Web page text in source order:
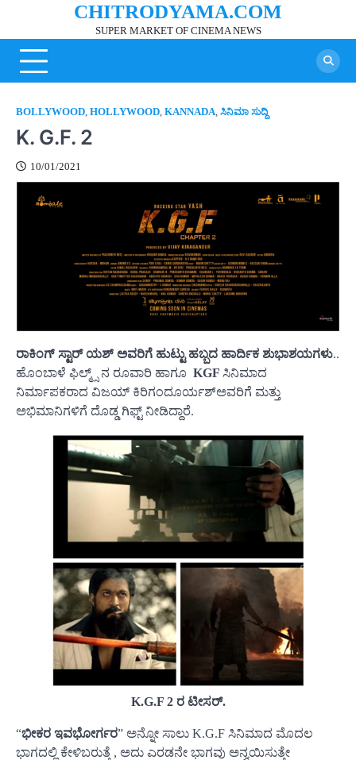
content
CHITRODYAMA.COM
SUPER MARKET OF CINEMA NEWS
BOLLYWOOD, HOLLYWOOD, KANNADA, ಸಿನಿಮಾ ಸುದ್ದಿ
K. G.F. 2
10/01/2021
ರಾಕಿಂಗ್ ಸ್ಟಾರ್ ಯಶ್ ಅವರಿಗೆ ಹುಟ್ಟು ಹಬ್ಬದ ಹಾರ್ದಿಕ ಶುಭಾಶಯಗಳು..
ಹೊಂಬಾಳೆ ಫಿಲ್ಮ್ಸ್ ನ ರೂವಾರಿ ಹಾಗೂ KGF ಸಿನಿಮಾದ
ನಿರ್ಮಾಪಕರಾದ ವಿಜಯ್ ಕಿರಿಗಂದೂರ್ಯಶ್ಅವರಿಗೆ ಮತ್ತು
ಅಭಿಮಾನಿಗಳಿಗೆ ದೊಡ್ಡ ಗಿಫ್ಟ್ ನೀಡಿದ್ದಾರೆ.
K.G.F 2 ರ ಟೀಸರ್.
“ಭೀಕರ ಇವಭೋರ್ಗರ” ಅನ್ನೋ ಸಾಲು K.G.F ಸಿನಿಮಾದ ಮೊದಲ
ಭಾಗದಲ್ಲಿ ಕೇಳಿಬರುತ್ತೆ , ಅದು ಎರಡನೇ ಭಾಗವು ಅನ್ವಯಿಸುತ್ತೇ